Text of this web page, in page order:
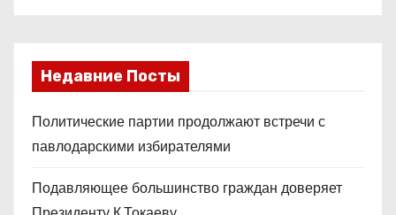
Недавние Посты
Политические партии продолжают встречи с
павлодарскими избирателями
Подавляющее большинство граждан доверяет